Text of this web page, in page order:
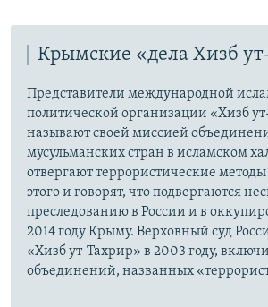
Крымские «дела Хизб
Представители международной
политической организации «Хизб
называют своей миссией
мусульманских стран в исламском
отвергают террористические
этого и говорят, что подвергаются
преследованию в России и в
2014 году Крыму. Верховный суд
«Хизб ут-Тахрир» в 2003 году,
объединений, названных